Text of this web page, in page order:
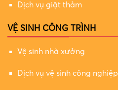
Dịch vụ giặt thảm
VỆ SINH CÔNG TRÌNH
Vệ sinh nhà xưởng
Dịch vụ vệ sinh công nghiệp